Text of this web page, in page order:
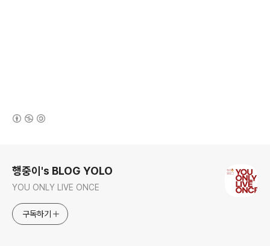
행중이's BLOG YOLO
YOU ONLY LIVE ONCE
구독하기